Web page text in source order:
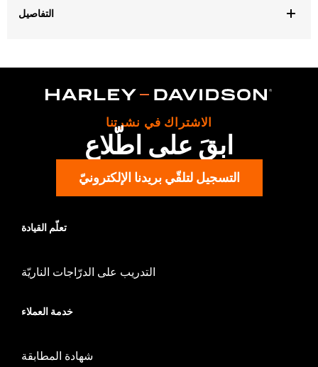
التفاصيل
WARRANTY:2 year limited warranty - Go towww.h-
Imported
الاشتراك في نشرتنا
ابقَ على اطّلاع
التسجيل لتلقّي بريدنا الإلكترونيّ
تعلّم القيادة
التدريب على الدرّاجات الناريّة
خدمة العملاء
شهادة المطابقة